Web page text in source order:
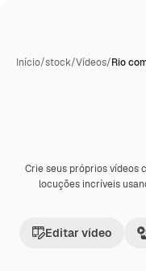
Início/stock/Vídeos/Rio
Crie seus próprios vídeos
locuções incríveis
Editar vídeo